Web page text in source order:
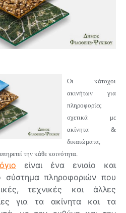
Οι κάτοχοι
ακινήτων για
πληροφορίες
σχετικά με
ακίνητα &
δικαιώματα,
την κάθε κοινότητα.
είναι ένα ενιαίο και
σύστημα πληροφοριών που
τεχνικές και άλλες
για τα ακίνητα και τα